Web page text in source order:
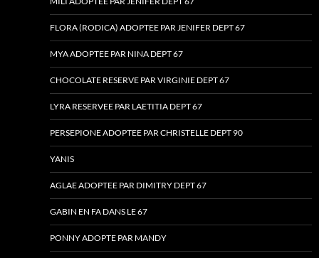
FLORA (RODICA) ADOPTEE PAR JENIFER DEPT 67
MYA ADOPTEE PAR NINA DEPT 67
CHOCOLATE RESERVE PAR VIRGINIE DEPT 67
LYRA RESERVEE PAR LAETITIA DEPT 67
PERSEPIONE ADOPTEE PAR CHRISTELLE DEPT 90
YANIS
AGLAE ADOPTEE PAR DIMITRY DEPT 67
GABIN EN FA DANS LE 67
PONNY ADOPTE PAR MANDY